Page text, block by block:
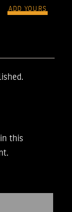
ADD YOURS
this